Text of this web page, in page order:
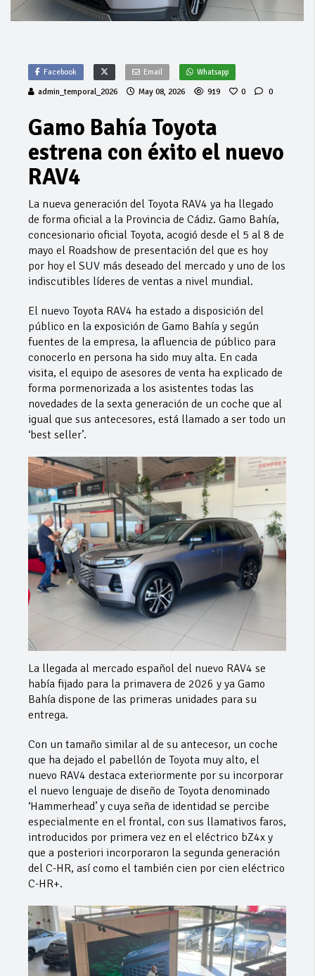
Facebook Email Whatsapp
admin_temporal_2026 May 08, 2026 919 0 0
Gamo Bahía Toyota
estrena con éxito el nuevo
RAV4
La nueva generación del Toyota RAV4 ya ha llegado
de forma oficial a la Provincia de Cádiz. Gamo Bahía,
concesionario oficial Toyota, acogió desde el 5 al 8 de
mayo el Roadshow de presentación del que es hoy
por hoy el SUV más deseado del mercado y uno de los
indiscutibles líderes de ventas a nivel mundial.
El nuevo Toyota RAV4 ha estado a disposición del
público en la exposición de Gamo Bahía y según
fuentes de la empresa, la afluencia de público para
conocerlo en persona ha sido muy alta. En cada
visita, el equipo de asesores de venta ha explicado de
forma pormenorizada a los asistentes todas las
novedades de la sexta generación de un coche que al
igual que sus antecesores, está llamado a ser todo un
‘best seller’.
La llegada al mercado español del nuevo RAV4 se
había fijado para la primavera de 2026 y ya Gamo
Bahía dispone de las primeras unidades para su
entrega.
Con un tamaño similar al de su antecesor, un coche
que ha dejado el pabellón de Toyota muy alto, el
nuevo RAV4 destaca exteriormente por su incorporar
el nuevo lenguaje de diseño de Toyota denominado
‘Hammerhead’ y cuya seña de identidad se percibe
especialmente en el frontal, con sus llamativos faros,
introducidos por primera vez en el eléctrico bZ4x y
que a posteriori incorporaron la segunda generación
del C-HR, así como el también cien por cien eléctrico
C-HR+.